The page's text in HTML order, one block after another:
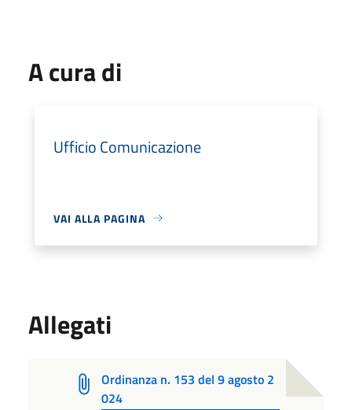
A cura di
Ufficio Comunicazione
VAI ALLA PAGINA
Allegati
Ordinanza n. 153 del 9 agosto 2
024